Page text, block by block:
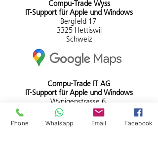
Compu-Trade Wyss
IT-Support für Apple und Windows
Bergfeld 17
3325 Hettiswil
Schweiz
Compu-Trade IT AG
IT-Support für Apple und Windows
Wynigenstrasse 6
3400 Burgdorf
Schweiz
Phone Whatsapp Email Facebook